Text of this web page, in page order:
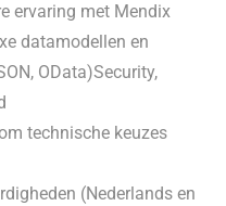
ervaring met Mendix
datamodellen en
OData)Security,
technische keuzes
(Nederlands en